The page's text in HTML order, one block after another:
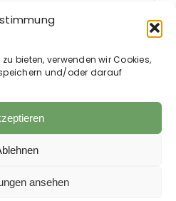
bieten, verwenden wir Cookies,
und/oder darauf
ansehen
macht die
Hunde. Die Streifen
und sind ideal für
Alltag Ihres Vierbeiners.
(getrocknet, 1